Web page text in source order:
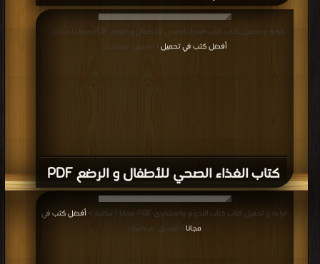
كتاب الغذاء الصحي للأطفال و الرضع PDF
قراءة و تحميل كتاب كتاب الغذاء الصحي للأطفال و الرضع PDF مجانا | مكتبة >
أفضل كتب في تحميل
| التحميل : مرة/مرات
قراءة و تحميل كتاب كتاب اللحوم والمشاوي PDF مجانا | مكتبة >
أفضل كتب في
مجانا | التحميل : مرة/مرات